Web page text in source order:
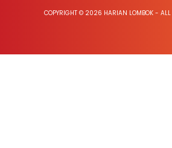
COPYRIGHT © 2026 HARIAN LOMBOK - ALL